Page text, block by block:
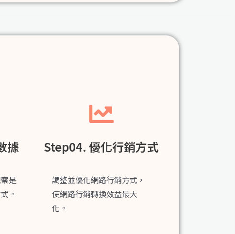
據
是
。
Step04. 優化行銷方式
調整並優化網路行銷方式，
使網路行銷轉換效益最大
化。